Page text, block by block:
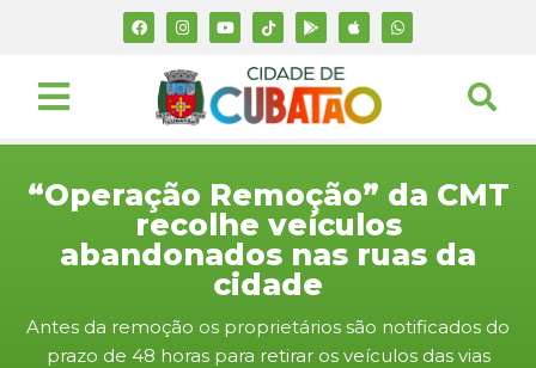
“Operação Remoção” da CMT
recolhe veículos
abandonados nas ruas da
cidade
Antes da remoção os proprietários são notificados do
prazo de 48 horas para retirar os veículos das vias